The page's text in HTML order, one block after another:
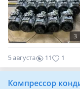
3
5 августа 11 1
Компрессор